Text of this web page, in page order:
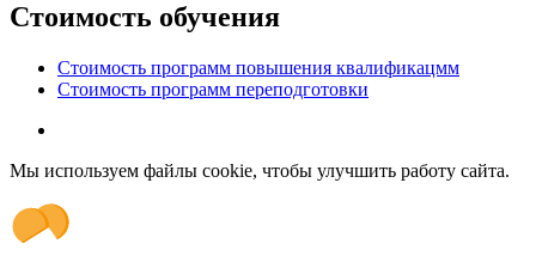
Стоимость обучения
Стоимость программ повышения квалификацмм
Стоимость программ переподготовки
Мы используем файлы cookie, чтобы улучшить работу сайта.